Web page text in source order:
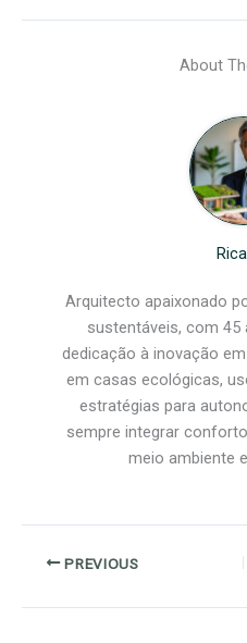
About
Arquitecto apaixonado
sustentáveis, com 45
dedicação à inovação
em casas ecológicas,
estratégias para
sempre integrar
meio ambiente
PREVIOUS